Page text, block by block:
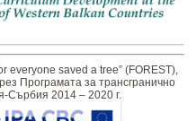
everyone saved a tree” (FOREST),
Програмата за трансгранично
Сърбия 2014 – 2020 г.